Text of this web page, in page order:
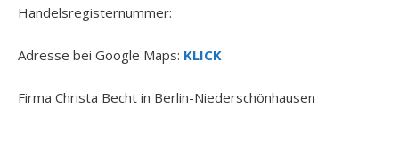
Handelsregisternummer:
Adresse bei Google Maps: KLICK
Firma Christa Becht in Berlin-Niederschönhausen